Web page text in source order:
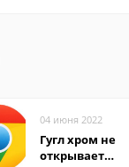
04 июня 2022
Гугл хром не
открывает